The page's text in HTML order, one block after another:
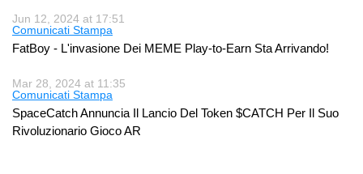
Jun 12, 2024 at 17:51
Comunicati Stampa
FatBoy - L'invasione Dei MEME Play-to-Earn Sta Arrivando!
Mar 28, 2024 at 11:35
Comunicati Stampa
SpaceCatch Annuncia Il Lancio Del Token $CATCH Per Il Suo
Rivoluzionario Gioco AR